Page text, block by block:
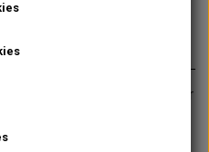
kr.
GUG702506HG
bore top pakninger passer
(Austin A35/A30, Morris